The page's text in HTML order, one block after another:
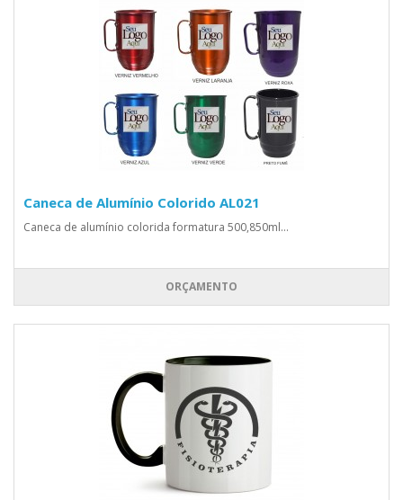
Caneca de Alumínio Colorido AL021
Caneca de alumínio colorida formatura 500,850ml...
ORÇAMENTO